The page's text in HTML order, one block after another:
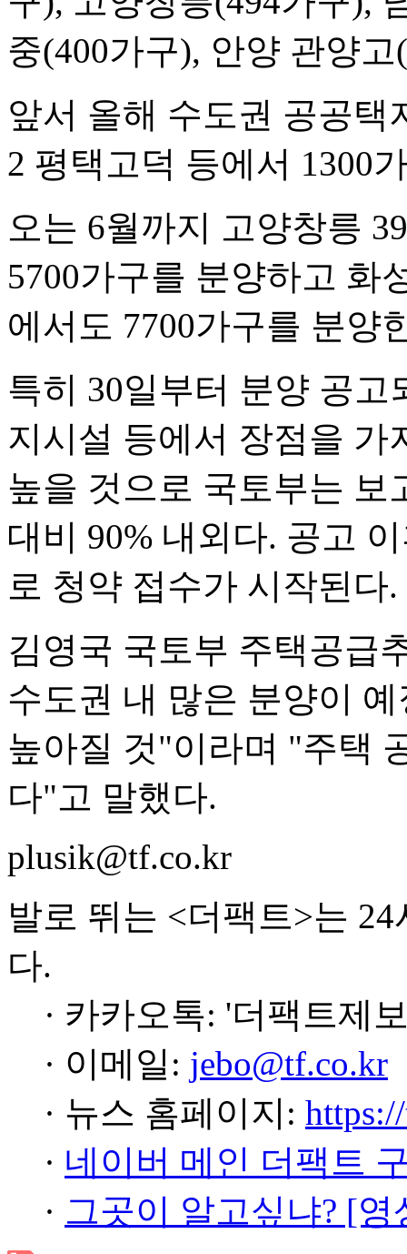
중(400가구), 안양 관양
앞서 올해 수도권 공공택
2 평택고덕 등에서 1300
오는 6월까지 고양창릉
5700가구를 분양하고 화
에서도 7700가구를 분양
특히 30일부터 분양 공고
지시설 등에서 장점을 가
높을 것으로 국토부는 보
대비 90% 내외다. 공고
로 청약 접수가 시작된다.
김영국 국토부 주택공급
수도권 내 많은 분양이
높아질 것"이라며 "주택
다"고 말했다.
plusik@tf.co.kr
발로 뛰는 <더팩트>는
다.
· 카카오톡: '더팩트제
· 이메일: jebo@tf.co.kr
· 뉴스 홈페이지:
· 네이버 메인 더팩트
· 그곳이 알고싶냐? [